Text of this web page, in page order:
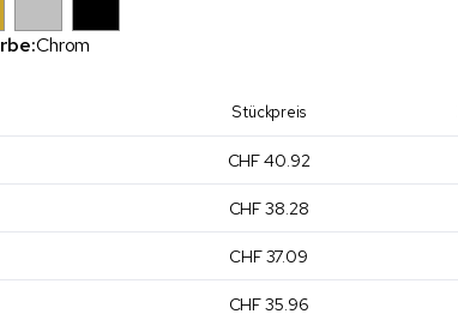
Chrom
Stückpreis
CHF 40.92
CHF 38.28
CHF 37.09
CHF 35.96